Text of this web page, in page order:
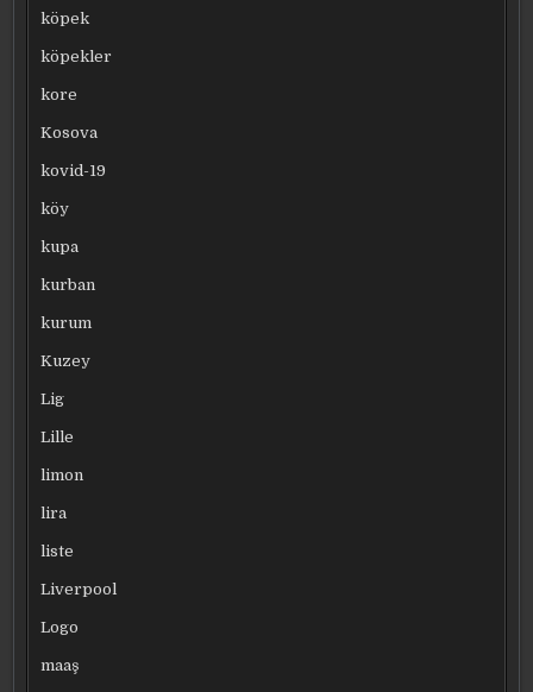
köpek
köpekler
kore
Kosova
kovid-19
köy
kupa
kurban
kurum
Kuzey
Lig
Lille
limon
lira
liste
Liverpool
Logo
maaş